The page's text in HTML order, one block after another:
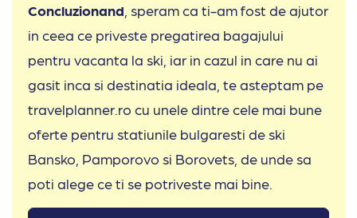
Concluzionand , speram ca ti-am fost de ajutor
in ceea ce priveste pregatirea bagajului
pentru vacanta la ski, iar in cazul in care nu ai
gasit inca si destinatia ideala, te asteptam pe
travelplanner.ro cu unele dintre cele mai bune
oferte pentru statiunile bulgaresti de ski
Bansko, Pamporovo si Borovets, de unde sa
poti alege ce ti se potriveste mai bine.